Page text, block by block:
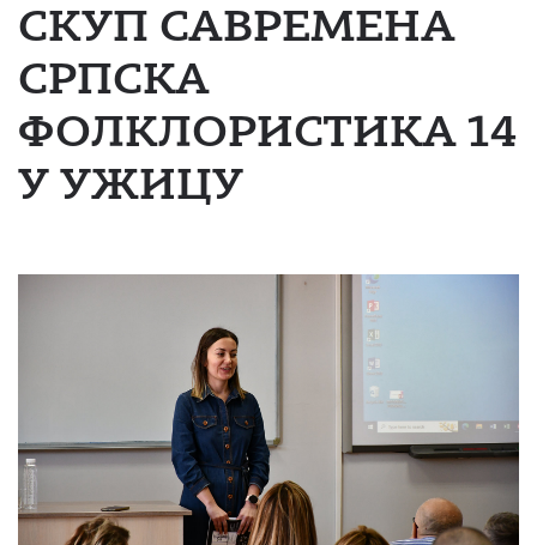
СКУП САВРЕМЕНА
СРПСКА
ФОЛКЛОРИСТИКА 14
У УЖИЦУ